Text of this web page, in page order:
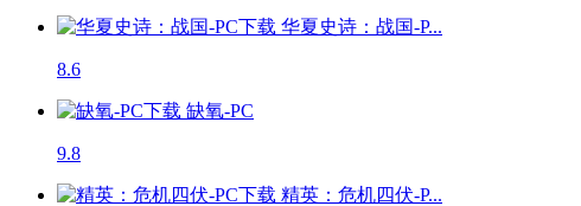
华夏史诗：战国-P...
8.6
缺氧-PC
9.8
精英：危机四伏-P...